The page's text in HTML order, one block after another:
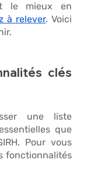
le mieux en
à relever. Voici
clés
une liste
que
Pour vous
fonctionnalités